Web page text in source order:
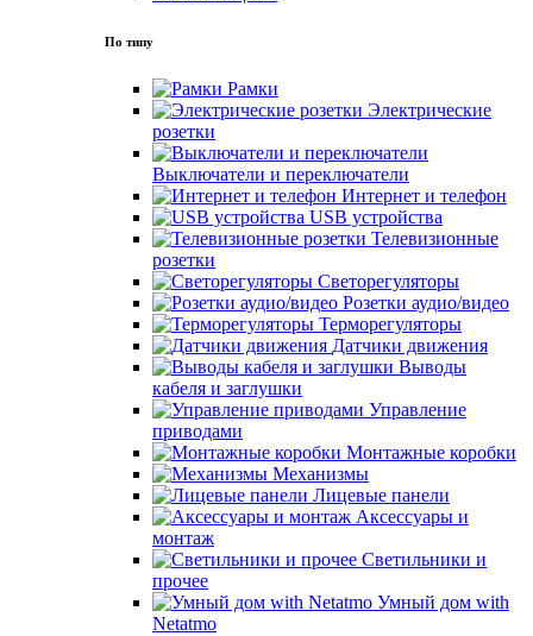
По типу
Рамки
Электрические
розетки
Выключатели и переключатели
Интернет и телефон
USB устройства
Телевизионные
розетки
Светорегуляторы
Розетки аудио/видео
Терморегуляторы
Датчики движения
Выводы
кабеля и заглушки
Управление
приводами
Монтажные коробки
Механизмы
Лицевые панели
Аксессуары и
монтаж
Светильники и
прочее
Умный дом with
Netatmo